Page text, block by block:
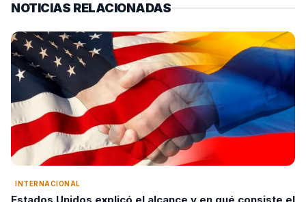
NOTICIAS RELACIONADAS
INTERNACIONAL